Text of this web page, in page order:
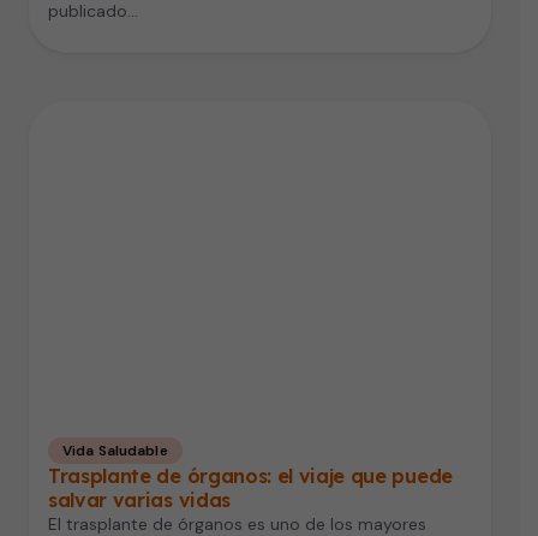
publicado…
Vida Saludable
Trasplante de órganos: el viaje que puede
salvar varias vidas
El trasplante de órganos es uno de los mayores